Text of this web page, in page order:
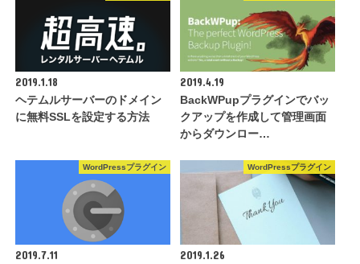
2019.1.18
ヘテムルサーバーのドメイン
に無料SSLを設定する方法
2019.4.19
BackWPupプラグインでバッ
クアップを作成して管理画面
からダウンロー…
WordPressプラグイン
2019.7.11
WordPressプラグイン
2019.1.26